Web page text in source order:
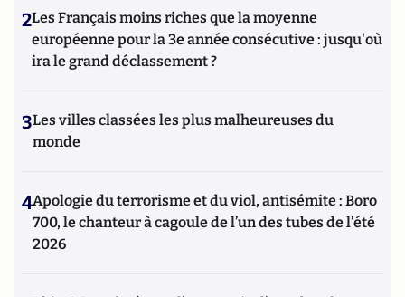
2Les Français moins riches que la moyenne
européenne pour la 3e année consécutive : jusqu'où
ira le grand déclassement ?
3Les villes classées les plus malheureuses du
monde
4Apologie du terrorisme et du viol, antisémite : Boro
700, le chanteur à cagoule de l’un des tubes de l’été
2026